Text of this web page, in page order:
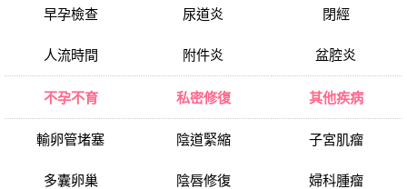
早孕檢查
人流時間
尿道炎
附件炎
閉經
盆腔炎
不孕不育
輸卵管堵塞
多囊卵巢
私密修復
陰道緊縮
陰唇修復
其他疾病
子宮肌瘤
婦科腫瘤